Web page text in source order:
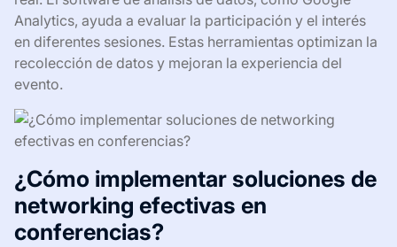
Analytics, ayuda a evaluar la participación y el interés
en diferentes sesiones. Estas herramientas optimizan la
recolección de datos y mejoran la experiencia del
evento.
¿Cómo implementar soluciones de
networking efectivas en
conferencias?